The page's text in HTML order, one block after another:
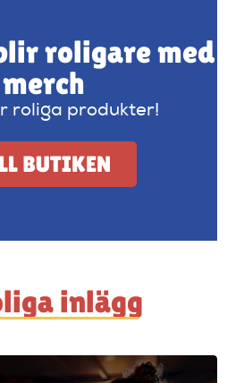
roligare med
merch
roliga produkter!
BUTIKEN
inlägg